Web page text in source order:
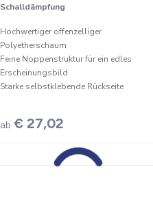
Schalldämpfung
Hochwertiger offenzelliger
Polyetherschaum
Feine Noppenstruktur für ein edles
Erscheinungsbild
Starke selbstklebende Rückseite
ab € 27,02